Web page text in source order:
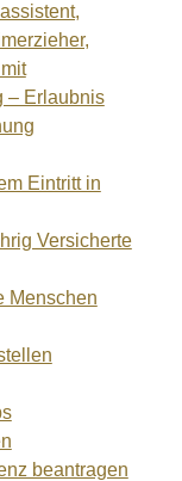
– Erlaubnis
Eintritt in
Versicherte
Menschen
beantragen